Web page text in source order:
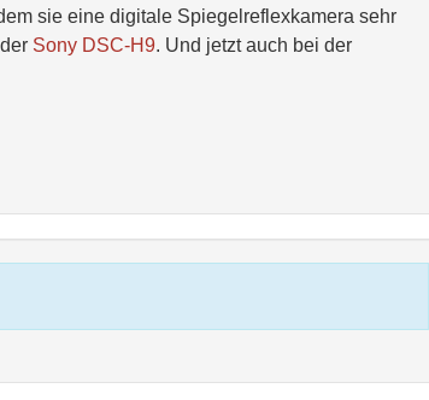
sie eine digitale Spiegelreflexkamera sehr
Sony DSC-H9. Und jetzt auch bei der